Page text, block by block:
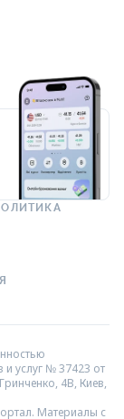
и услуг № 37423 от
4В, Киев,
Материалы с